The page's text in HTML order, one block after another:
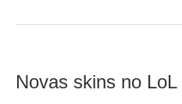
Novas skins no